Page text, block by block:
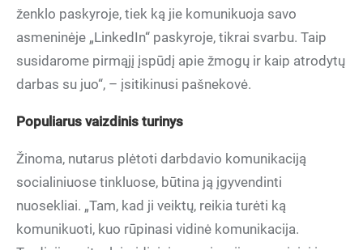
ženklo paskyroje, tiek ką jie komunikuoja savo
asmeninėje „LinkedIn“ paskyroje, tikrai svarbu. Taip
susidarome pirmąjį įspūdį apie žmogų ir kaip atrodytų
darbas su juo“, – įsitikinusi pašnekovė.
Populiarus vaizdinis turinys
Žinoma, nutarus plėtoti darbdavio komunikaciją
socialiniuose tinkluose, būtina ją įgyvendinti
nuosekliai. „Tam, kad ji veiktų, reikia turėti ką
komunikuoti, kuo rūpinasi vidinė komunikacija.